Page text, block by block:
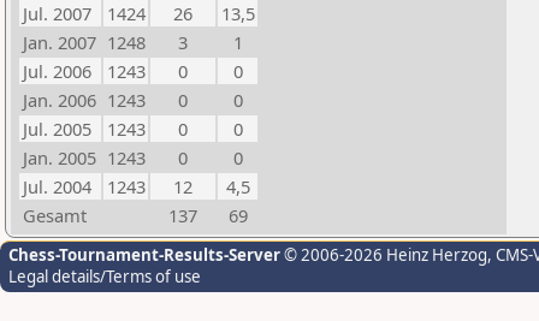
Jul. 2007
1424 26
13,5
Jan. 2007 1248 3
1
Jul. 2006
1243 0
0
Jan. 2006 1243 0
0
Jul. 2005
1243 0
0
Jan. 2005 1243 0
0
Jul. 2004
1243 12
4,5
Gesamt
137 69
Chess-Tournament-Results-Server© 2006-2026 Heinz Herzog,
Legal details/Terms of use